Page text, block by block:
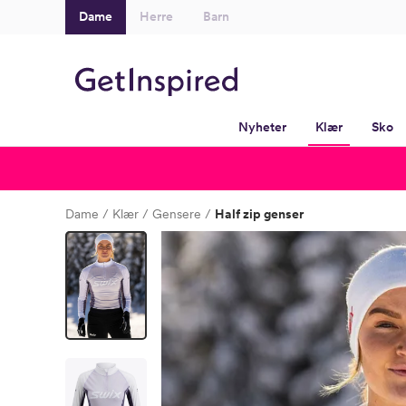
Dame Herre Barn
Nyheter Klær Sko
Dame Klær Gensere Half zip genser